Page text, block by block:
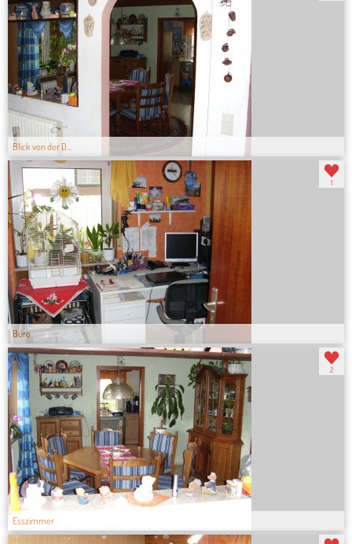
Blick von der D...
Büro
1
Esszimmer
2